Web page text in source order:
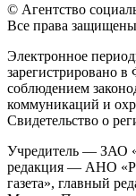
© Агентство
Все права
Электронное
зарегистрировано в
соблюдением
коммуникаций и
Свидетельство о
Учредитель — ЗАО
редакция — АНО
газета», главный